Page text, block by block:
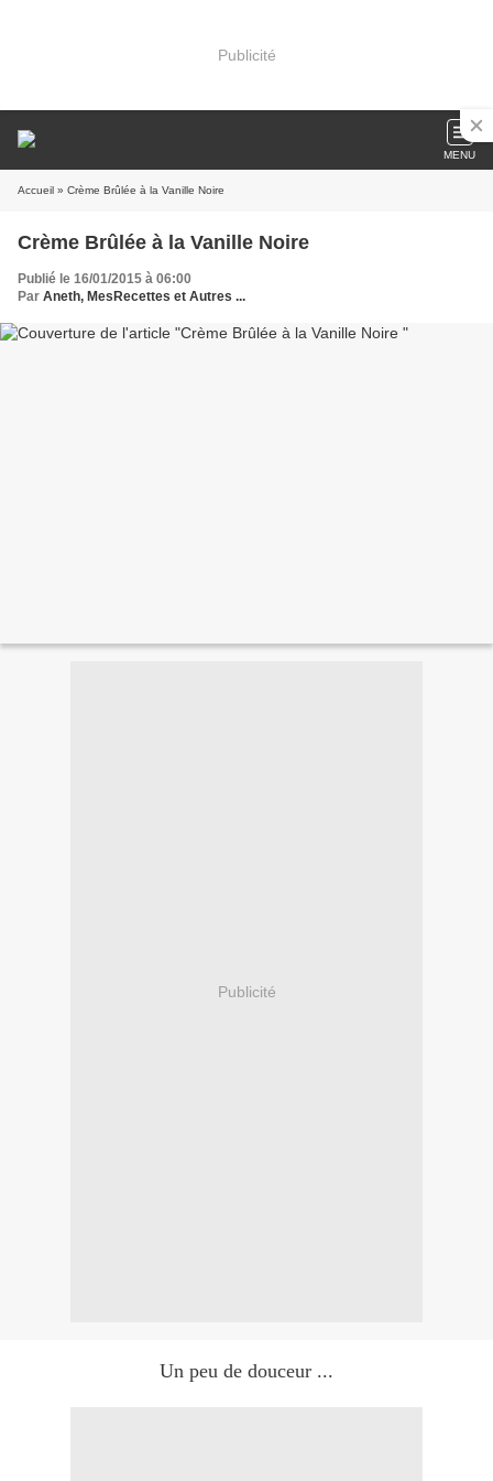
Publicité
MENU
Accueil » Crème Brûlée à la Vanille Noire
Crème Brûlée à la Vanille Noire
Publié le 16/01/2015 à 06:00
Par Aneth, MesRecettes et Autres ...
Publicité
Un peu de douceur ...